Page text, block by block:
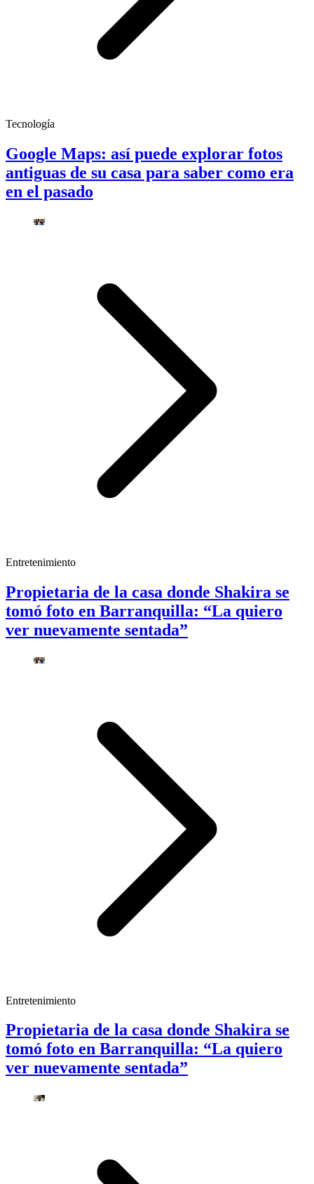
Tecnología
Google Maps: así puede explorar fotos
antiguas de su casa para saber como era
en el pasado
Entretenimiento
Propietaria de la casa donde Shakira se
tomó foto en Barranquilla: “La quiero
ver nuevamente sentada”
Entretenimiento
Propietaria de la casa donde Shakira se
tomó foto en Barranquilla: “La quiero
ver nuevamente sentada”